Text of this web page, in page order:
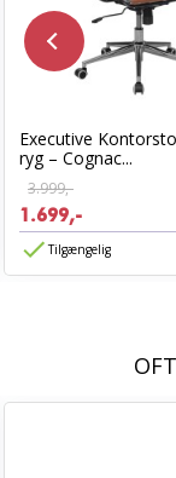
Executive
ryg – Cognac...
3.999,-
1.699,-
Tilgængelig